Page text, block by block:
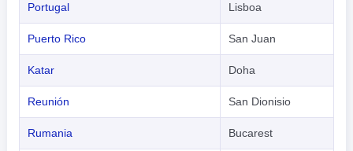
Portugal Lisboa
Puerto Rico San Juan
Katar Doha
Reunión San Dionisio
Rumania Bucarest